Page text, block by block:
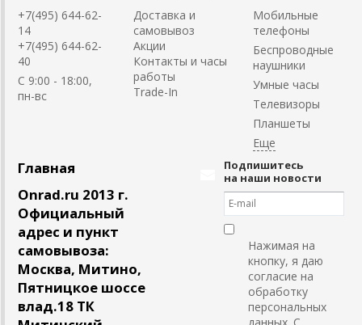
+7(495) 644-62-
14
+7(495) 644-62-
40
C 9:00 - 18:00,
пн-вс
Доставка и
самовывоз
Акции
Контакты и часы
работы
Trade-In
Мобильные
телефоны
Беспроводные
наушники
Умные часы
Телевизоры
Планшеты
Главная
Onrad.ru 2013 г.
Официальный
адрес и пункт
самовывоза:
Москва, Митино,
Пятницкое шоссе
влад.18 ТК
Подпишитесь
на наши новости
Нажимая на
кнопку, я даю
согласие на
обработку
персональных